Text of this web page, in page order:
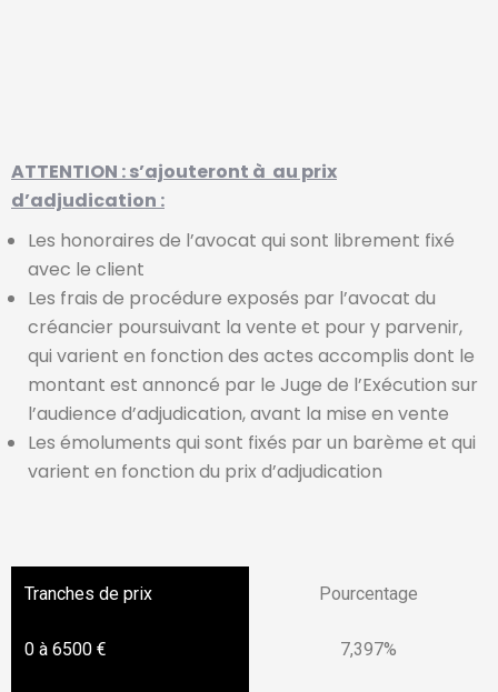
ATTENTION : s’ajouteront à au prix
d’adjudication :
Les honoraires de l’avocat qui sont librement fixé
avec le client
Les frais de procédure exposés par l’avocat du
créancier poursuivant la vente et pour y parvenir,
qui varient en fonction des actes accomplis dont le
montant est annoncé par le Juge de l’Exécution sur
l’audience d’adjudication, avant la mise en vente
Les émoluments qui sont fixés par un barème et qui
varient en fonction du prix d’adjudication
Pourcentage
7,397%